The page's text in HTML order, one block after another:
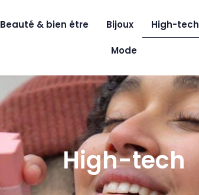
Beauté & bien être Bijoux High-tech
Mode
High-tech